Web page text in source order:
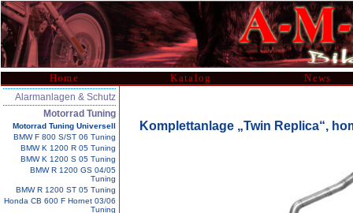
Home Katalog News
Alarmanlagen & Schutz
Motorrad Tuning
Motorrad Tuning Universell
BMW F 800 S/ST 06 Tuning
BMW K 1200 R 05 Tuning
BMW K 1200 S 05 Tuning
BMW R 1200 GS 04/05
Tuning
BMW R 1200 ST 05 Tuning
Honda CB 600 F Hornet 03/06
Tuning
Komplettanlage „Twin Replica“,